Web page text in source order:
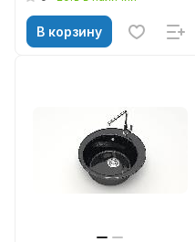
В корзину